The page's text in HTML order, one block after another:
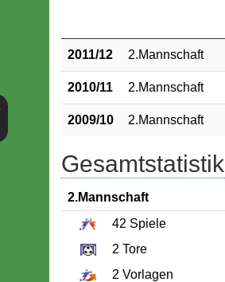
2011/12 2.Mannschaft
2010/11 2.Mannschaft
2009/10 2.Mannschaft
Gesamtstatistik
2.Mannschaft
42 Spiele
2 Tore
2 Vorlagen